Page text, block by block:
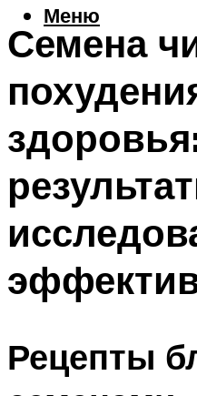
Меню
Семена
Рецепты